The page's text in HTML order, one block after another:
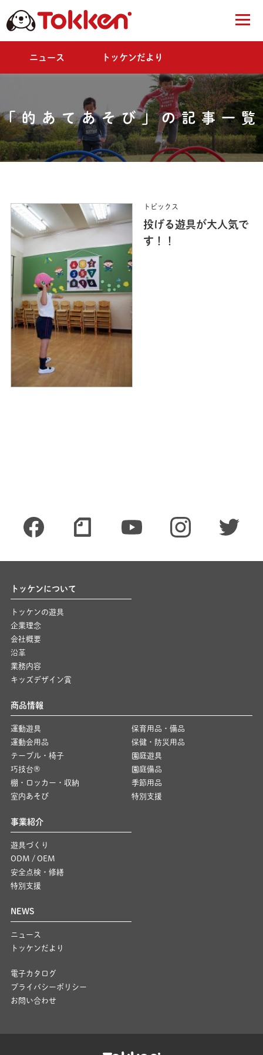
ニュース トッケンだより
「的あてあそび」の記事一覧
トピックス
投げる遊具が大人気で
す！！
トッケンについて
トッケンの遊具
企業理念
会社概要
沿革
業務内容
キッズデザイン賞
商品情報
運動遊具
運動会用品
テーブル・椅子
巧技台®
棚・ロッカー・収納
室内あそび
保育用品・備品
保健・防災用品
園庭遊具
園庭備品
季節用品
特別支援
事業紹介
遊具づくり
ODM / OEM
安全点検・修繕
特別支援
NEWS
ニュース
トッケンだより
電子カタログ
プライバシーポリシー
お問い合わせ